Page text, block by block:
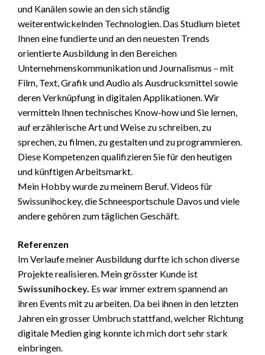
und Kanälen sowie an den sich ständig
weiterentwickelnden Technologien. Das Studium bietet
Ihnen eine fundierte und an den neuesten Trends
orientierte Ausbildung in den Bereichen
Unternehmenskommunikation und Journalismus – mit
Film, Text, Grafik und Audio als Ausdrucksmittel sowie
deren Verknüpfung in digitalen Applikationen. Wir
vermitteln Ihnen technisches Know-how und Sie lernen,
auf erzählerische Art und Weise zu schreiben, zu
sprechen, zu filmen, zu gestalten und zu programmieren.
Diese Kompetenzen qualifizieren Sie für den heutigen
und künftigen Arbeitsmarkt.
Mein Hobby wurde zu meinem Beruf. Videos für
Swissunihockey, die Schneesportschule Davos und viele
andere gehören zum täglichen Geschäft.
Referenzen
Im Verlaufe meiner Ausbildung durfte ich schon diverse
Projekte realisieren. Mein grösster Kunde ist
Swissunihockey. Es war immer extrem spannend an
ihren Events mit zu arbeiten. Da bei ihnen in den letzten
Jahren ein grosser Umbruch stattfand, welcher Richtung
digitale Medien ging konnte ich mich dort sehr stark
einbringen.